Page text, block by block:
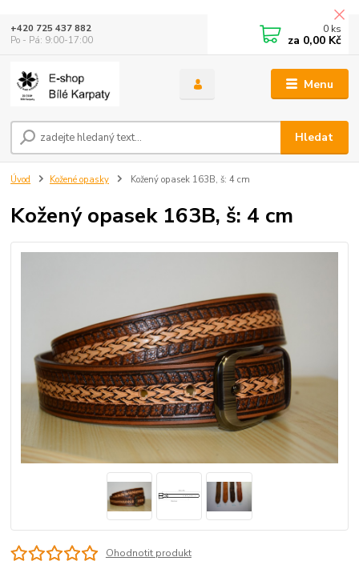
Menu
Hledat
+420 725 437 882
Po - Pá: 9:00-17:00
0 ks
za 0,00 Kč
Úvod Kožené opasky Kožený opasek 163B, š: 4 cm
Kožený opasek 163B, š: 4 cm
Ohodnotit produkt